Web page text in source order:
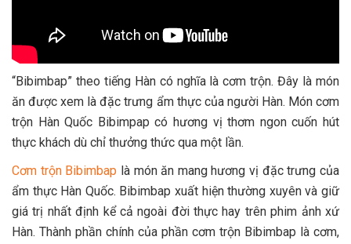
“Bibimbap” theo tiếng Hàn có nghĩa là cơm trộn. Đây là món
ăn được xem là đặc trưng ẩm thực của người Hàn. Món cơm
trộn Hàn Quốc Bibimpap có hương vị thơm ngon cuốn hút
thực khách dù chỉ thưởng thức qua một lần.
Cơm trộn Bibimbap là món ăn mang hương vị đặc trưng của
ẩm thực Hàn Quốc. Bibimbap xuất hiện thường xuyên và giữ
giá trị nhất định kể cả ngoài đời thực hay trên phim ảnh xứ
Hàn. Thành phần chính của phần cơm trộn Bibimbap là cơm,